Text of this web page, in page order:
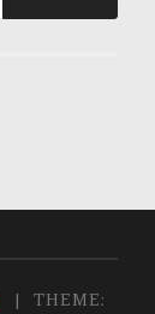
|
THEME: